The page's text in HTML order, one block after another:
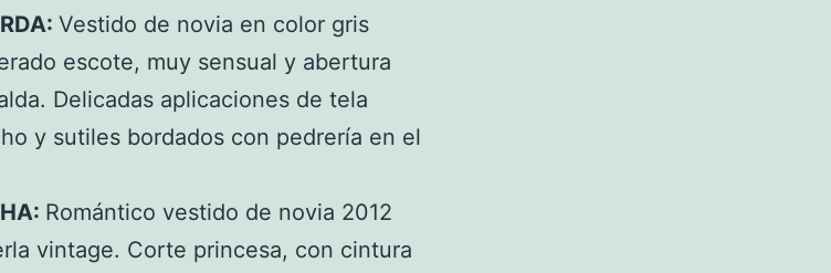
Vestido de novia en color gris
escote, muy sensual y abertura
Delicadas aplicaciones de tela
y sutiles bordados con pedrería en el
Romántico vestido de novia 2012
vintage. Corte princesa, con cintura